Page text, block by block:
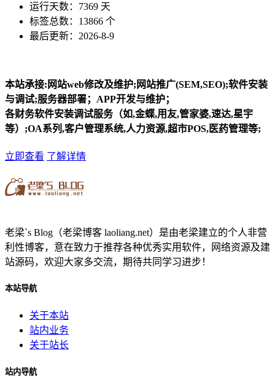
运行天数：7369 天
标签总数：13866 个
最后更新：2026-8-9
本站承接:网站web修改及维护;网站推广(SEM,SEO);软件安装
与调试;服务器部署；APP开发与维护；
各财务软件安装调试服务（如,金蝶,用友,管家婆,速达,星宇
等）;OA系列,客户管理系统,人力资源,超市POS,医药管理等;
立即查看 了解详情
老梁`s Blog（老梁博客 laoliang.net）是由老梁建立的个人非营
利性博客，意在致力于推荐各种优秀实用软件，网络资源及建
站源码，欢迎大家多交流，期待共同学习进步！
本站导航
关于本站
站内业务
关于站长
站内导航